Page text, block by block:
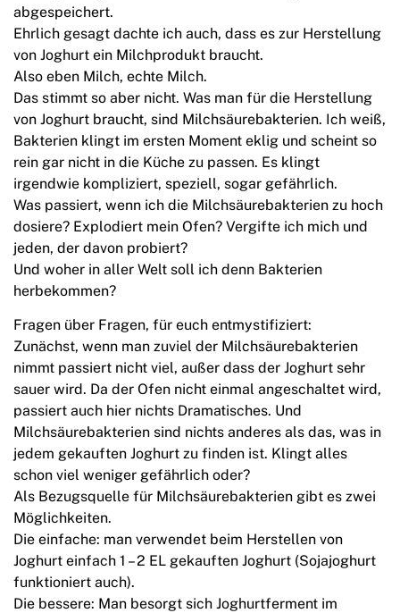
abgespeichert.
Ehrlich gesagt dachte ich auch, dass es zur Herstellung
von Joghurt ein Milchprodukt braucht.
Also eben Milch, echte Milch.
Das stimmt so aber nicht. Was man für die Herstellung
von Joghurt braucht, sind Milchsäurebakterien. Ich weiß,
Bakterien klingt im ersten Moment eklig und scheint so
rein gar nicht in die Küche zu passen. Es klingt
irgendwie kompliziert, speziell, sogar gefährlich.
Was passiert, wenn ich die Milchsäurebakterien zu hoch
dosiere? Explodiert mein Ofen? Vergifte ich mich und
jeden, der davon probiert?
Und woher in aller Welt soll ich denn Bakterien
herbekommen?
Fragen über Fragen, für euch entmystifiziert:
Zunächst, wenn man zuviel der Milchsäurebakterien
nimmt passiert nicht viel, außer dass der Joghurt sehr
sauer wird. Da der Ofen nicht einmal angeschaltet wird,
passiert auch hier nichts Dramatisches. Und
Milchsäurebakterien sind nichts anderes als das, was in
jedem gekauften Joghurt zu finden ist. Klingt alles
schon viel weniger gefährlich oder?
Als Bezugsquelle für Milchsäurebakterien gibt es zwei
Möglichkeiten.
Die einfache: man verwendet beim Herstellen von
Joghurt einfach 1 – 2 EL gekauften Joghurt (Sojajoghurt
funktioniert auch).
Die bessere: Man besorgt sich Joghurtferment im